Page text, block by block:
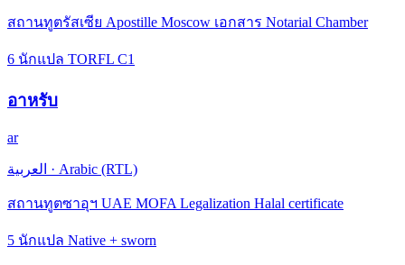
สถานทูตรัสเซีย Apostille Moscow เอกสาร Notarial Chamber
6 นักแปล TORFL C1
อาหรับ
ar
العربية · Arabic (RTL)
สถานทูตซาอุฯ UAE MOFA Legalization Halal certificate
5 นักแปล Native + sworn